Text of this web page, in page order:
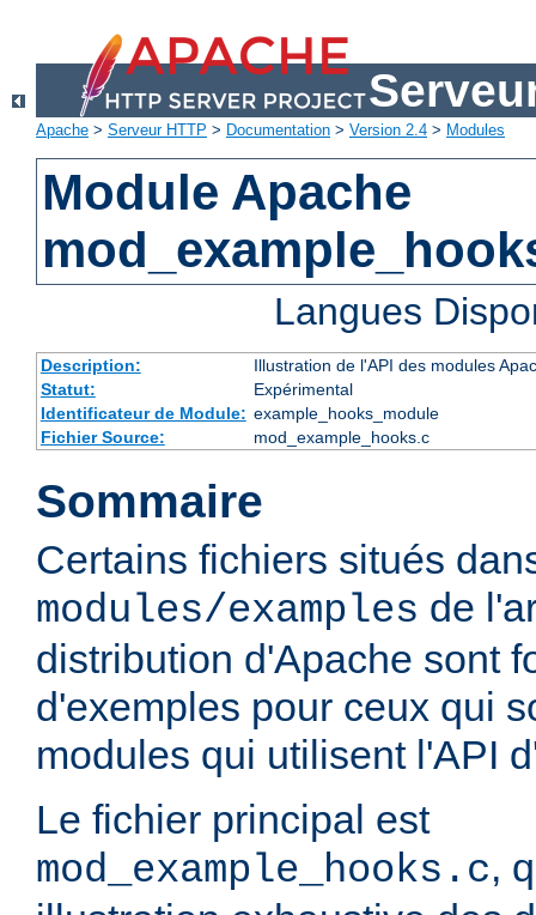
Apache > Serveur HTTP > Documentation > Version 2.4 > Modules
Module Apache
Langues
Description:
Illustration de l'API des modules
Statut:
Expérimental
Identificateur de Module: example_hooks_module
Fichier Source:
mod_example_hooks.c
Sommaire
Certains fichiers situés
modules/examples de
distribution d'Apache sont
d'exemples pour ceux qui
modules qui utilisent l'API
Le fichier principal est
mod_example_hooks.c,